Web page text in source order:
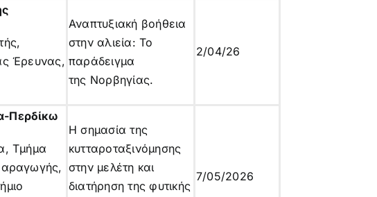
Έρευνας,
Αναπτυξιακή βοήθεια
στην αλιεία: Το
παράδειγμα
της Νορβηγίας.
2/04/26
Περδίκω
Τμήμα
Η σημασία της
κυτταροταξινόμησης
στην μελέτη και
διατήρηση της φυτικής
7/05/2026